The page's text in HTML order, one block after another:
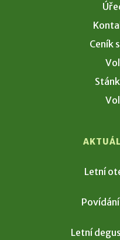
Ceník
Letní
Letní